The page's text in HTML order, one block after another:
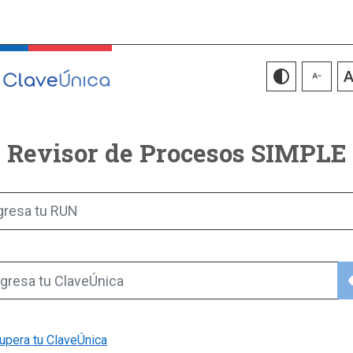
Revisor de Procesos SIMPLE
tu RUN
tu ClaveÚnica
tu ClaveÚnica